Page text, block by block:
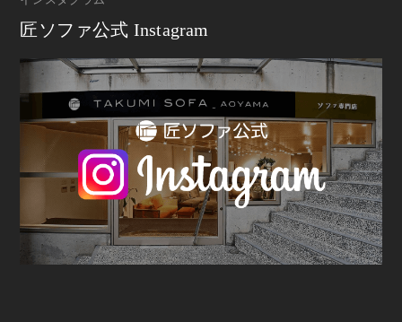
匠ソファ公式 Instagram